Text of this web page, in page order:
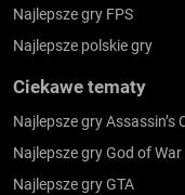
Najlepsze gry FPS
Najlepsze polskie gry
Ciekawe tematy
Najlepsze gry Assassin’s
Najlepsze gry God of War
Najlepsze gry GTA